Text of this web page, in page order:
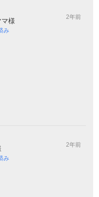
様
み
2年前
み
2年前
定
ざいます！